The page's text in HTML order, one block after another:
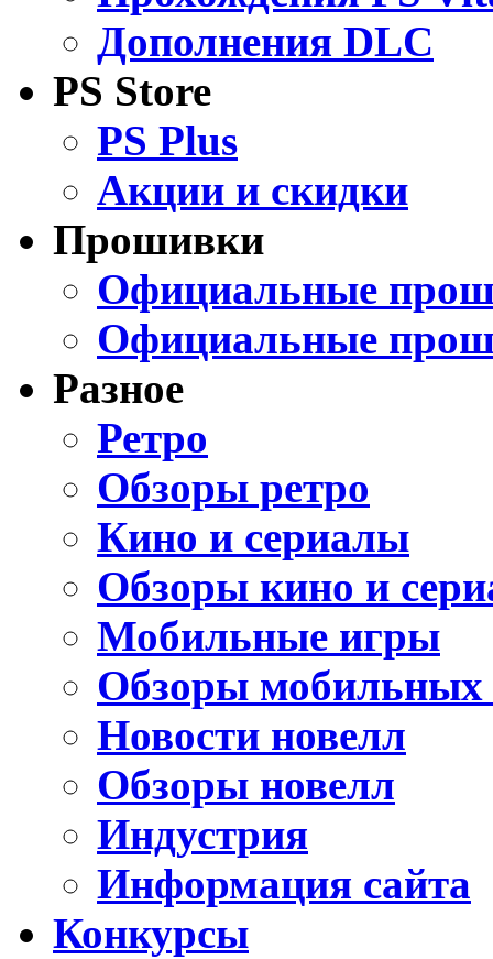
Дополнения DLC
PS Store
PS Plus
Акции и скидки
Прошивки
Официальные
Официальные
Разное
Ретро
Обзоры ретро
Кино и сериалы
Обзоры кино и
Мобильные игры
Обзоры мобильных
Новости новелл
Обзоры новелл
Индустрия
Информация сайта
Конкурсы